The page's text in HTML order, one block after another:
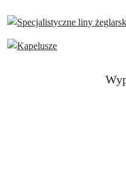
Pomiń karuzelę